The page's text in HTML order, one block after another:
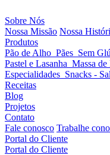
Sobre Nós
Nossa Missão Nossa
Produtos
Pão de Alho Pães Sem
Pastel e Lasanha Massa de
Especialidades Snacks -
Receitas
Blog
Projetos
Contato
Fale conosco Trabalhe
Portal do Cliente
Portal do Cliente